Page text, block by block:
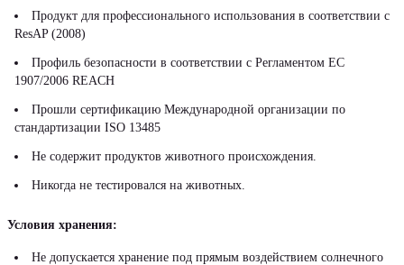
Продукт для профессионального использования в соответствии с
ResAP (2008)
Профиль безопасности в соответствии с Регламентом ЕС
1907/2006 REACH
Прошли сертификацию Международной организации по
стандартизации ISO 13485
Не содержит продуктов животного происхождения.
Никогда не тестировался на животных.
Условия хранения:
Не допускается хранение под прямым воздействием солнечного